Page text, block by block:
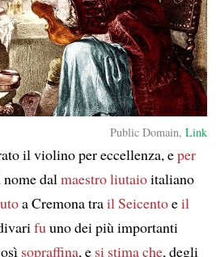
Public Domain,Link
il violino per eccellenza, eper
dalmaestro liutaioitaliano
a Cremona trail Seicentoeil
fuuno dei più importanti
sopraffina, e si stima che, degli